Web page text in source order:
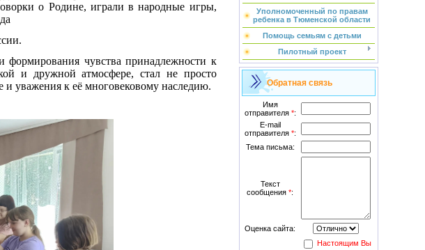
о Родине, играли в народные игры,
чувства принадлежности к
и дружной атмосфере, стал не просто
уважения к её многовековому наследию.
Уполномоченный по правам
ребенка в Тюменской области
Помощь семьям с детьми
Пилотный проект
Обратная связь
Имя
отправителя *:
E-mail
отправителя *:
Тема письма:
Текст
сообщения *:
Оценка сайта:
Настоящим Вы